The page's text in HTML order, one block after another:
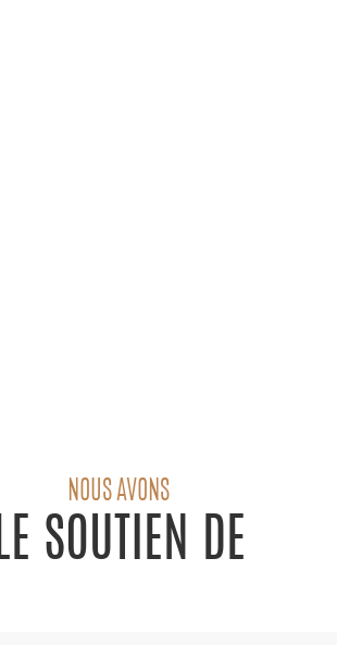
NOUS AVONS
LE SOUTIEN DE